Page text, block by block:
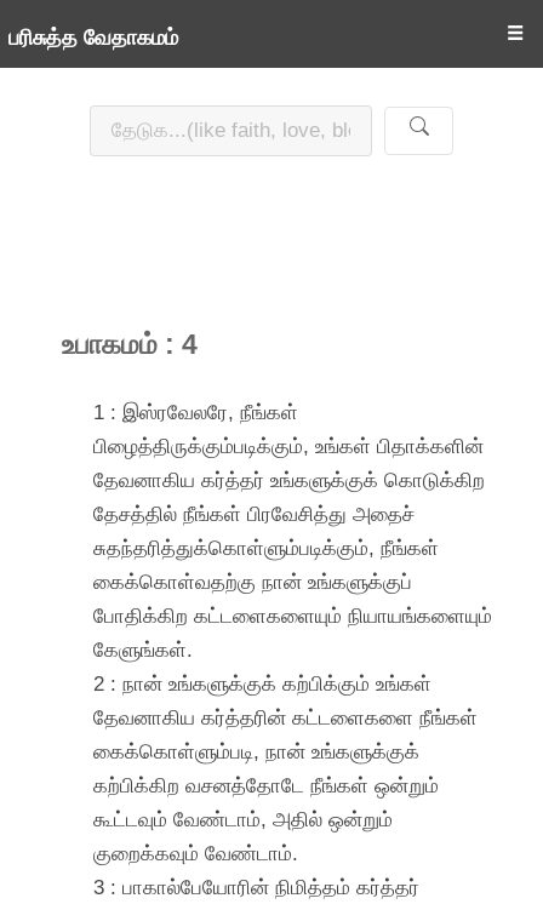
பரிசுத்த வேதாகமம் ☰
உபாகமம் : 4
1 : இஸ்ரவேலரே, நீங்கள்
பிழைத்திருக்கும்படிக்கும், உங்கள் பிதாக்களின்
தேவனாகிய கர்த்தர் உங்களுக்குக் கொடுக்கிற
தேசத்தில் நீங்கள் பிரவேசித்து அதைச்
சுதந்தரித்துக்கொள்ளும்படிக்கும், நீங்கள்
கைக்கொள்வதற்கு நான் உங்களுக்குப்
போதிக்கிற கட்டளைகளையும் நியாயங்களையும்
கேளுங்கள்.
2 : நான் உங்களுக்குக் கற்பிக்கும் உங்கள்
தேவனாகிய கர்த்தரின் கட்டளைகளை நீங்கள்
கைக்கொள்ளும்படி, நான் உங்களுக்குக்
கற்பிக்கிற வசனத்தோடே நீங்கள் ஒன்றும்
கூட்டவும் வேண்டாம், அதில் ஒன்றும்
குறைக்கவும் வேண்டாம்.
3 : பாகால்பேயோரின் நிமித்தம் கர்த்தர்